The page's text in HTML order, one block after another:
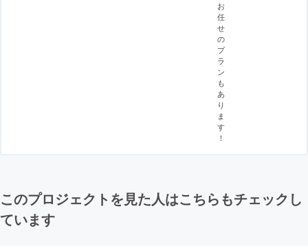
お
任
せ
の
プ
ラ
ン
も
あ
り
ま
す
！
このプロジェクトを見た人はこちらもチェックし
ています